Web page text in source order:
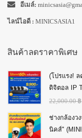
อีเมล์:
ไลน์ไอดี : MINICSASIA1
สินค้าลดราคาพิเศษ
(โปรแรง!
ดิจิตอล IP
22,000.00฿
ช่างกล้องว
นิคส์"